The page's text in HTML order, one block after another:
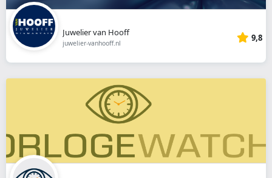
Juwelier van Hooff
juwelier-vanhooff.nl 9,8